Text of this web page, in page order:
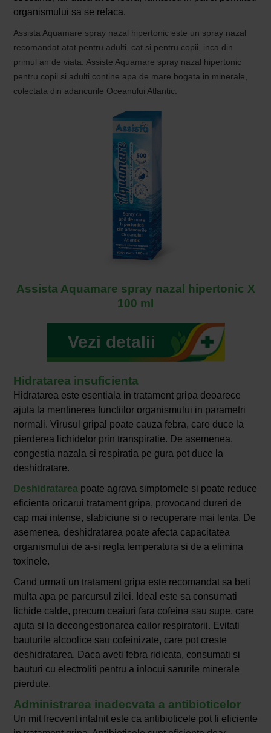
organismului sa se refaca.
Assista Aquamare spray nazal hipertonic este un spray nazal
recomandat atat pentru adulti, cat si pentru copii, inca din
primul an de viata. Assiste Aquamare spray nazal hipertonic
pentru copii si adulti contine apa de mare bogata in minerale,
colectata din adancurile Oceanului Atlantic.
Assista Aquamare spray nazal hipertonic X
100 ml
Vezi detalii
Hidratarea insuficienta
Hidratarea este esentiala in tratament gripa deoarece
ajuta la mentinerea functiilor organismului in parametri
normali. Virusul gripal poate cauza febra, care duce la
pierderea lichidelor prin transpiratie. De asemenea,
congestia nazala si respiratia pe gura pot duce la
deshidratare.
Deshidratarea poate agrava simptomele si poate reduce
eficienta oricarui tratament gripa, provocand dureri de
cap mai intense, slabiciune si o recuperare mai lenta. De
asemenea, deshidratarea poate afecta capacitatea
organismului de a-si regla temperatura si de a elimina
toxinele.
Cand urmati un tratament gripa este recomandat sa beti
multa apa pe parcursul zilei. Ideal este sa consumati
lichide calde, precum ceaiuri fara cofeina sau supe, care
ajuta si la decongestionarea cailor respiratorii. Evitati
bauturile alcoolice sau cofeinizate, care pot creste
deshidratarea. Daca aveti febra ridicata, consumati si
bauturi cu electroliti pentru a inlocui sarurile minerale
pierdute.
Administrarea inadecvata a antibioticelor
Un mit frecvent intalnit este ca antibioticele pot fi eficiente